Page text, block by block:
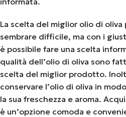
La scelta del miglior olio di oliva
sembrare difficile, ma con i
è possibile fare una scelta
qualità dell’olio di oliva sono
scelta del miglior prodotto.
conservare l’olio di oliva in
la sua freschezza e aroma.
è un’opzione comoda e